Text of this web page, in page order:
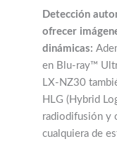
Detección
ofrecer
dinámicas:
en Blu-ray™
LX-NZ30
HLG (Hybrid
radiodifusión y
cualquiera de